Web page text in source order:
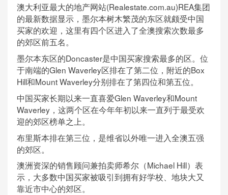
澳大利亚最大的地产网站(Realestate.com.au)REA集团
的最新数据显示，墨尔本树木繁茂的东区就颇受中国
买家的欢迎，这里有四个区进入了全澳搜索次数最多
的郊区前五名。
墨尔本东区的Doncaster是中国买家搜索最多的区。位
于南端的Glen Waverley区排在了第二位，附近的Box
Hill和Mount Waverley分别排在了第四位和第五位。
中国买家长期以来一直喜爱Glen Waverley和Mount
Waverley，这两个区在今年年初以来一直列于最受欢
迎的郊区榜单之上。
布里斯本排在第三位，是维省以外唯一进入全澳五强
的郊区。
澳洲资深的销售顾问兼拍卖师希尔（Michael Hill）表
示，大多数中国买家被吸引到拥有好学校、地块大又
靠近市中心的郊区。